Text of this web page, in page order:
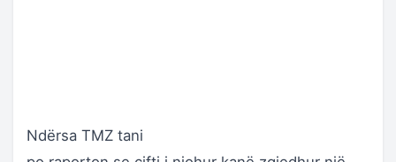
Ndërsa TMZ tani